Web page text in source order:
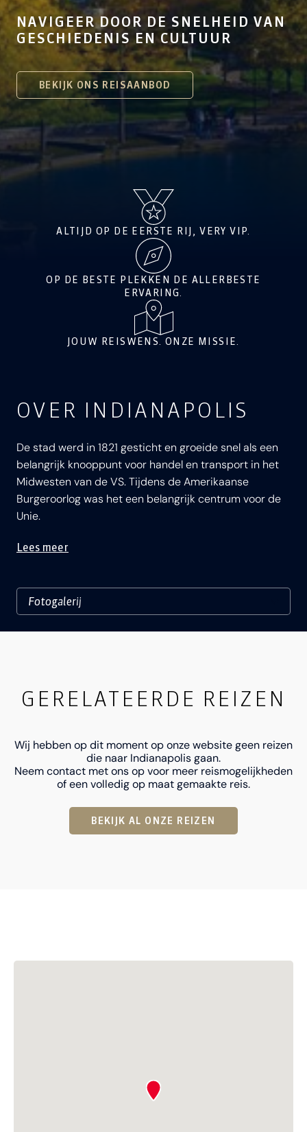
NAVIGEER DOOR DE SNELHEID VAN
GESCHIEDENIS EN CULTUUR
BEKIJK ONS REISAANBOD
ALTIJD OP DE EERSTE RIJ, VERY VIP.
OP DE BESTE PLEKKEN DE ALLERBESTE
ERVARING.
JOUW REISWENS. ONZE MISSIE.
OVER INDIANAPOLIS
De stad werd in 1821 gesticht en groeide snel als een
belangrijk knooppunt voor handel en transport in het
Midwesten van de VS. Tijdens de Amerikaanse
Burgeroorlog was het een belangrijk centrum voor de
Unie.
Lees meer
GERELATEERDE REIZEN
Wij hebben op dit moment op onze website geen reizen
die naar Indianapolis gaan.
Neem contact met ons op voor meer reismogelijkheden
of een volledig op maat gemaakte reis.
BEKIJK AL ONZE REIZEN